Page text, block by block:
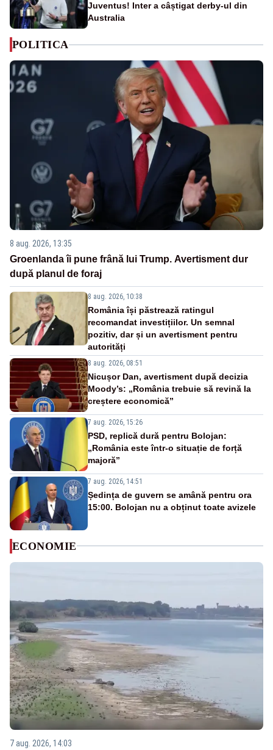
Juventus! Inter a câștigat derby-ul din
Australia
POLITICA
8 aug. 2026, 13:35
Groenlanda îi pune frână lui Trump. Avertisment dur
după planul de foraj
8 aug. 2026, 10:38
România își păstrează ratingul
recomandat investițiilor. Un semnal
pozitiv, dar și un avertisment pentru
autorități
8 aug. 2026, 08:51
Nicușor Dan, avertisment după decizia
Moody’s: „România trebuie să revină la
creștere economică”
7 aug. 2026, 15:26
PSD, replică dură pentru Bolojan:
„România este într-o situație de forță
majoră”
7 aug. 2026, 14:51
Ședința de guvern se amână pentru ora
15:00. Bolojan nu a obținut toate avizele
ECONOMIE
7 aug. 2026, 14:03